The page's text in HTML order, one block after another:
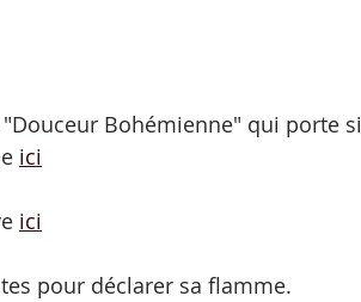
Bohémienne" qui porte si
ici
ici
pour déclarer sa flamme.